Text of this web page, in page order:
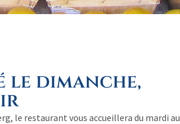
le dimanche,
le restaurant vous accueillera du mardi au